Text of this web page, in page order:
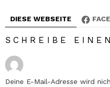
DIESE WEBSEITE
SCHREIBE
Deine E-Mail-Adresse wird